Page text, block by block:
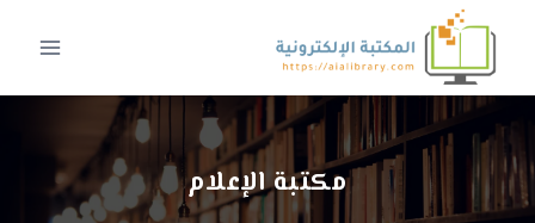
المحتوى
مكتبة الإعلام